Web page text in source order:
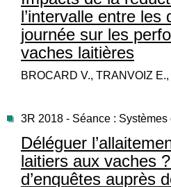
l’intervalle entre
journée sur les
vaches laitières
BROCARD V., TRANVOIZ
3R 2018 - Séance :
Déléguer
laitiers aux vaches
d’enquêtes auprès